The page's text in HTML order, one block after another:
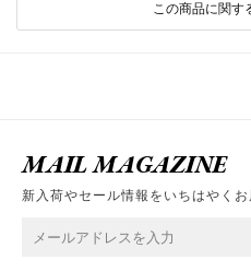
この商品に関す
MAIL MAGAZINE
新入荷やセール情報をいちはやくお